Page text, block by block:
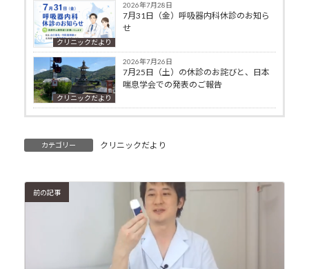
クリニックだより
2026年7月28日
7月31日（金）呼吸器内科休診のお知ら
せ
クリニックだより
2026年7月26日
7月25日（土）の休診のお詫びと、日本
喘息学会での発表のご報告
カテゴリー クリニックだより
前の記事